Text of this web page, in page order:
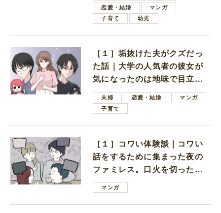
恋愛・結婚
マンガ
子育て
幼児
［１］垢抜けた夫がクズだっ
た話｜大学の人気者の彼女が
気になったのは地味で目立た
ない男子学生
夫婦 恋愛・結婚
マンガ
子育て
［１］コワい体験談｜コワい
話をするために集まった夜の
ファミレス。口火を切ったの
は電車好きの男の子ママ
マンガ